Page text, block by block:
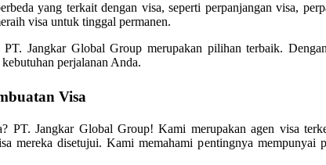
yang terkait dengan visa, seperti perpanjangan visa,
visa untuk tinggal permanen.
Jangkar Global Group merupakan pilihan terbaik.
perjalanan Anda.
Visa
PT. Jangkar Global Group! Kami merupakan agen visa
mereka disetujui. Kami memahami pentingnya